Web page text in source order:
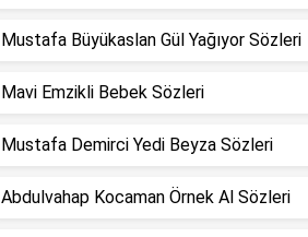
Mustafa Büyükaslan Gül Yağıyor Sözleri
Mavi Emzikli Bebek Sözleri
Mustafa Demirci Yedi Beyza Sözleri
Abdulvahap Kocaman Örnek Al Sözleri